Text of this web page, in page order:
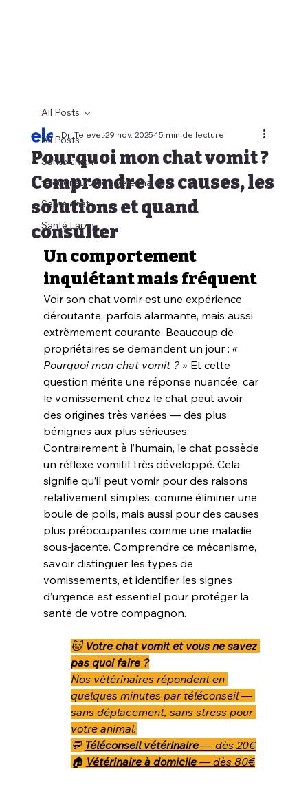
All Posts
Santé chien
téléconsultation vétérinaire
Santé chat
Santé Lapin
All Posts
Pourquoi mon chat vomit ?
Comprendre les causes, les
solutions et quand
consulter
Dr. Televet29 nov. 202515 min de lecture
Un comportement
inquiétant mais fréquent
Voir son chat vomir est une expérience
déroutante, parfois alarmante, mais aussi
extrêmement courante. Beaucoup de
propriétaires se demandent un jour : «
Pourquoi mon chat vomit ? » Et cette
question mérite une réponse nuancée, car
le vomissement chez le chat peut avoir
des origines très variées — des plus
bénignes aux plus sérieuses.
Contrairement à l’humain, le chat possède
un réflexe vomitif très développé. Cela
signifie qu’il peut vomir pour des raisons
relativement simples, comme éliminer une
boule de poils, mais aussi pour des causes
plus préoccupantes comme une maladie
sous-jacente. Comprendre ce mécanisme,
savoir distinguer les types de
vomissements, et identifier les signes
d’urgence est essentiel pour protéger la
santé de votre compagnon.
🐱 Votre chat vomit et vous ne savez
pas quoi faire ?
Nos vétérinaires répondent en
quelques minutes par téléconseil —
sans déplacement, sans stress pour
votre animal.
💬 Téléconseil vétérinaire — dès 20€
🏠 Vétérinaire à domicile — dès 80€